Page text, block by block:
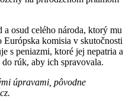
osud celého národa, ktorý mu
komisia v skutočnosti
s peniazmi, ktoré jej nepatria a
rúk, aby ich spravovala.
úpravami, pôvodne